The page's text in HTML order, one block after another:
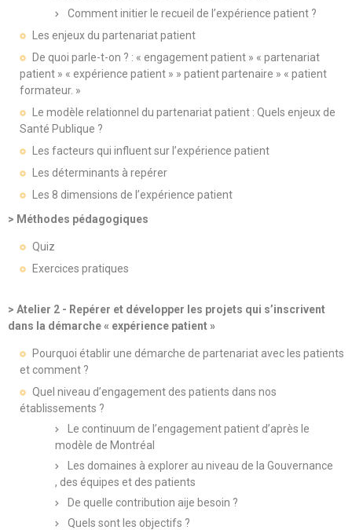
Comment initier le recueil de l’expérience patient ?
Les enjeux du partenariat patient
De quoi parle-t-on ? : « engagement patient » « partenariat
patient » « expérience patient » » patient partenaire » « patient
formateur. »
Le modèle relationnel du partenariat patient : Quels enjeux de
Santé Publique ?
Les facteurs qui influent sur l’expérience patient
Les déterminants à repérer
Les 8 dimensions de l’expérience patient
> Méthodes pédagogiques
Quiz
Exercices pratiques
> Atelier 2 - Repérer et développer les projets qui s’inscrivent
dans la démarche « expérience patient »
Pourquoi établir une démarche de partenariat avec les patients
et comment ?
Quel niveau d’engagement des patients dans nos
établissements ?
Le continuum de l’engagement patient d’après le
modèle de Montréal
Les domaines à explorer au niveau de la Gouvernance
, des équipes et des patients
De quelle contribution aije besoin ?
Quels sont les objectifs ?